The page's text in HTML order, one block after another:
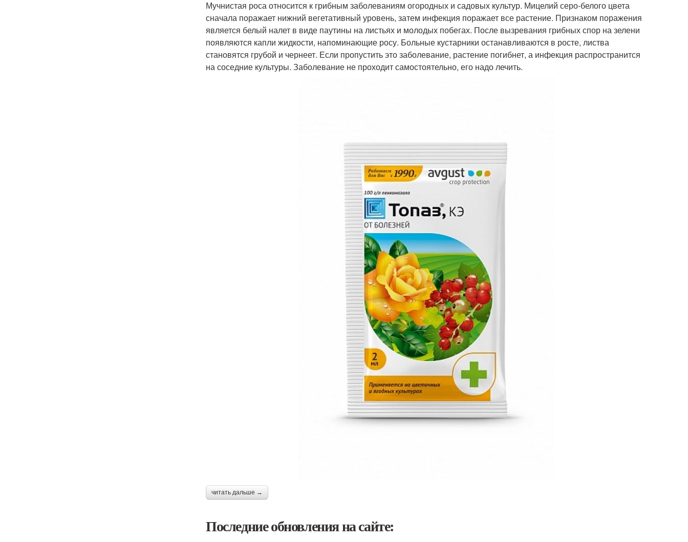
Мучнистая роса относится к грибным заболеваниям огородных и садовых культур. Мицелий серо-белого цвета
сначала поражает нижний вегетативный уровень, затем инфекция поражает все растение. Признаком поражения
является белый налет в виде паутины на листьях и молодых побегах. После вызревания грибных спор на зелени
появляются капли жидкости, напоминающие росу. Больные кустарники останавливаются в росте, листва
становятся грубой и чернеет. Если пропустить это заболевание, растение погибнет, а инфекция распространится
на соседние культуры. Заболевание не проходит самостоятельно, его надо лечить.
читать дальше →
Последние обновления на сайте: